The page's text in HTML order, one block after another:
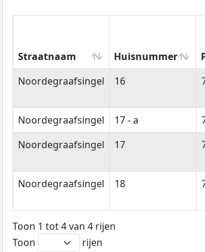
Straatnaam Huisnummer
Straatnaam
Huisnummer
Noordegraafsingel 16
Noordegraafsingel 17 - a
Noordegraafsingel
17
Noordegraafsingel 18
Toon 1 tot 4 van 4 rijen
Toon
rijen